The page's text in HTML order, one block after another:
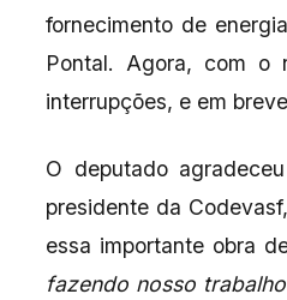
fornecimento de
Pontal. Agora, com o
interrupções, e em
O deputado
presidente da
essa importante obra
fazendo nosso